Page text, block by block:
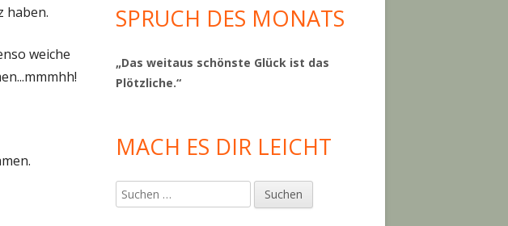
haben.
weiche
SPRUCH DES MONATS
„Das weitaus schönste Glück ist das
Plötzliche.“
MACH ES DIR LEICHT
Suchen
nach: